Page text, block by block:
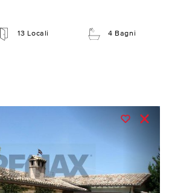
13 Locali 4 Bagni